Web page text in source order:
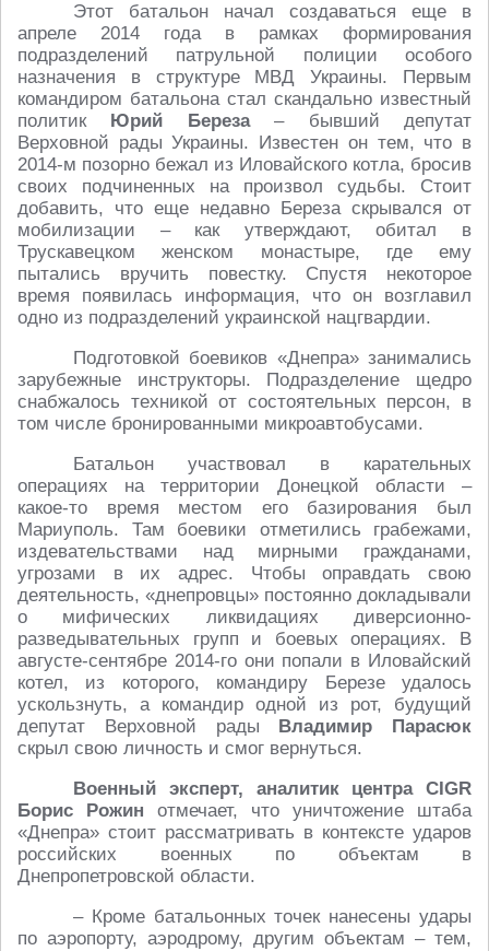
Этот батальон начал создаваться еще в
апреле 2014 года в рамках формирования
подразделений патрульной полиции особого
назначения в структуре МВД Украины. Первым
командиром батальона стал скандально известный
политик Юрий Береза– бывший депутат
Верховной рады Украины. Известен он тем, что в
2014-м позорно бежал из Иловайского котла, бросив
своих подчиненных на произвол судьбы. Стоит
добавить, что еще недавно Береза скрывался от
мобилизации – как утверждают, обитал в
Трускавецком женском монастыре, где ему
пытались вручить повестку. Спустя некоторое
время появилась информация, что он возглавил
одно из подразделений украинской нацгвардии.
Подготовкой боевиков «Днепра» занимались
зарубежные инструкторы. Подразделение щедро
снабжалось техникой от состоятельных персон, в
том числе бронированными микроавтобусами.
Батальон участвовал в карательных
операциях на территории Донецкой области –
какое-то время местом его базирования был
Мариуполь. Там боевики отметились грабежами,
издевательствами над мирными гражданами,
угрозами в их адрес. Чтобы оправдать свою
деятельность, «днепровцы» постоянно докладывали
о мифических ликвидациях диверсионно-
разведывательных групп и боевых операциях. В
августе-сентябре 2014-го они попали в Иловайский
котел, из которого, командиру Березе удалось
ускользнуть, а командир одной из рот, будущий
депутат Верховной рады Владимир Парасюк
скрыл свою личность и смог вернуться.
Военный эксперт, аналитик центра CIGR
Борис Рожин отмечает, что уничтожение штаба
«Днепра» стоит рассматривать в контексте ударов
российских военных по объектам в
Днепропетровской области.
– Кроме батальонных точек нанесены удары
по аэропорту, аэродрому, другим объектам – тем,